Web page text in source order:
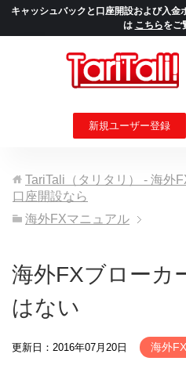
キャッシュバックと口座開設および入
は こちらをご
新規ユーザー登録
TariTali（タリタリ） - 海外
口座開設なら
海外FXマニュアル
海外FXブローカ
はない
更新日：2016年07月20日 海外